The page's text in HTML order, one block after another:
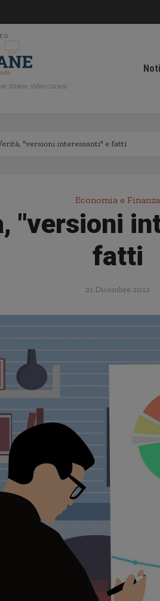
strane, video curiosi
"versioni interessanti" e fatti
Economia e Finanza
"versioni
fatti
21 Dicembre 2012